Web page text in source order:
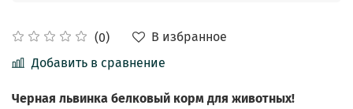
(0)
В избранное
Добавить в сравнение
Черная львинка белковый корм для животных!